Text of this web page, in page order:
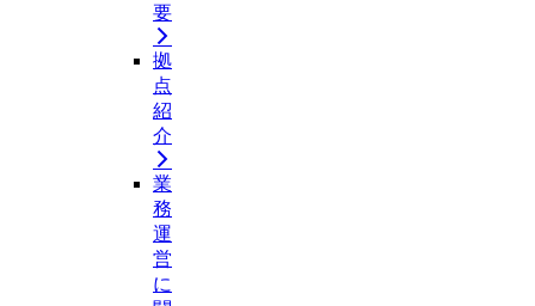
要
拠
点
紹
介
業
務
運
営
に